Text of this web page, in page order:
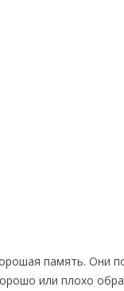
память. Они
или плохо